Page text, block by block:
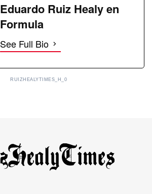
Eduardo Ruiz Healy en
Formula
See Full Bio
RUIZHEALYTIMES_H_0